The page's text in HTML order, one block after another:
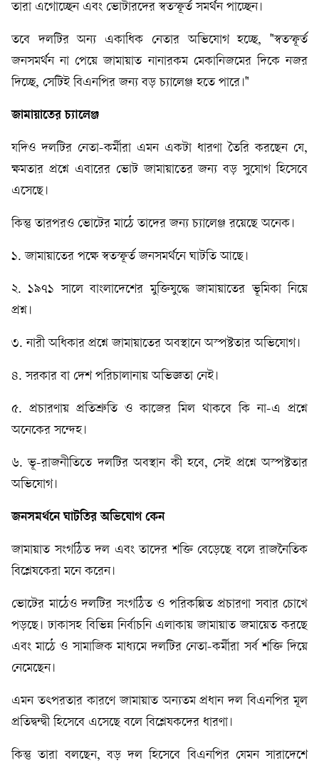
তারা এগোচ্ছেন এবং ভোটারদের স্বতস্ফূর্ত সমর্থন পাচ্ছেন।
তবে দলটির অন্য একাধিক নেতার অভিযোগ হচ্ছে, "স্বতস্ফূর্ত
জনসমর্থন না পেয়ে জামায়াত নানারকম মেকানিজমের দিকে নজর
দিচ্ছে, সেটিই বিএনপির জন্য বড় চ্যালেঞ্জ হতে পারে।"
জামায়াতের চ্যালেঞ্জ
যদিও দলটির নেতা-কর্মীরা এমন একটা ধারণা তৈরি করছেন যে,
ক্ষমতার প্রশ্নে এবারের ভোট জামায়াতের জন্য বড় সুযোগ হিসেবে
এসেছে।
কিন্তু তারপরও ভোটের মাঠে তাদের জন্য চ্যালেঞ্জ রয়েছে অনেক।
১. জামায়াতের পক্ষে স্বতস্ফূর্ত জনসমর্থনে ঘাটতি আছে।
২. ১৯৭১ সালে বাংলাদেশের মুক্তিযুদ্ধে জামায়াতের ভূমিকা নিয়ে
প্রশ্ন।
৩. নারী অধিকার প্রশ্নে জামায়াতের অবস্থানে অস্পষ্টতার অভিযোগ।
৪. সরকার বা দেশ পরিচালানায় অভিজ্ঞতা নেই।
৫. প্রচারণায় প্রতিশ্রুতি ও কাজের মিল থাকবে কি না-এ প্রশ্নে
অনেকের সন্দেহ।
৬. ভূ-রাজনীতিতে দলটির অবস্থান কী হবে, সেই প্রশ্নে অস্পষ্টতার
অভিযোগ।
জনসমর্থনে ঘাটতির অভিযোগ কেন
জামায়াত সংগঠিত দল এবং তাদের শক্তি বেড়েছে বলে রাজনৈতিক
বিশ্লেষকেরা মনে করেন।
ভোটের মাঠেও দলটির সংগঠিত ও পরিকল্পিত প্রচারণা সবার চোখে
পড়ছে। ঢাকাসহ বিভিন্ন নির্বাচনি এলাকায় জামায়াত জমায়েত করছে
এবং মাঠে ও সামাজিক মাধ্যমে দলটির নেতা-কর্মীরা সর্ব শক্তি দিয়ে
নেমেছেন।
এমন তৎপরতার কারণে জামায়াত অন্যতম প্রধান দল বিএনপির মূল
প্রতিদ্বন্দ্বী হিসেবে এসেছে বলে বিশ্লেষকদের ধারণা।
কিন্তু তারা বলছেন, বড় দল হিসেবে বিএনপির যেমন সারাদেশে